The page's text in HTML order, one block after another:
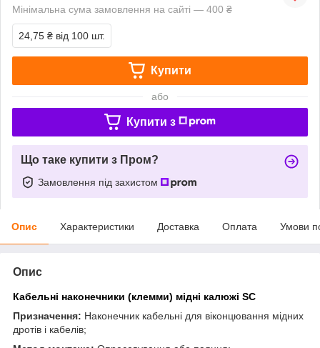
Мінімальна сума замовлення на сайті — 400 ₴
24,75 ₴ від 100 шт.
Купити
або
Купити з
Що таке купити з Пром?
Замовлення під захистом
Опис Характеристики Доставка Оплата Умови
Опис
Кабельні наконечники (клемми) мідні калюжі SC
Призначення: Наконечник кабельні для віконцювання мідних
дротів і кабелів;